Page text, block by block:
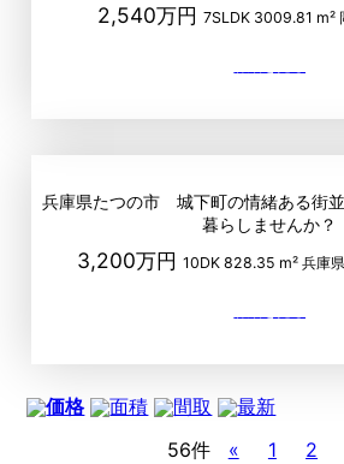
2,540万円7SLDK 3009.81 m²
兵庫県たつの市 城下町の情緒ある街
暮らしませんか？
3,200万円10DK 828.35 m² 兵庫
価格 面積 間取
最新
56件
« 1 2